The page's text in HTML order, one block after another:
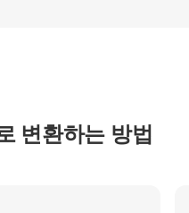
변환하는 방법